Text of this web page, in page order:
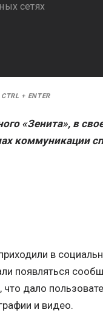
сетях
CTRL + ENTER
«Зенита», в
коммуникации
в
появляться
дало
и видео.